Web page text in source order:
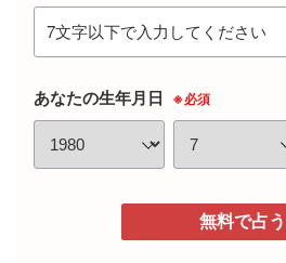
あなたの生年月日 ※必須
無料で占う